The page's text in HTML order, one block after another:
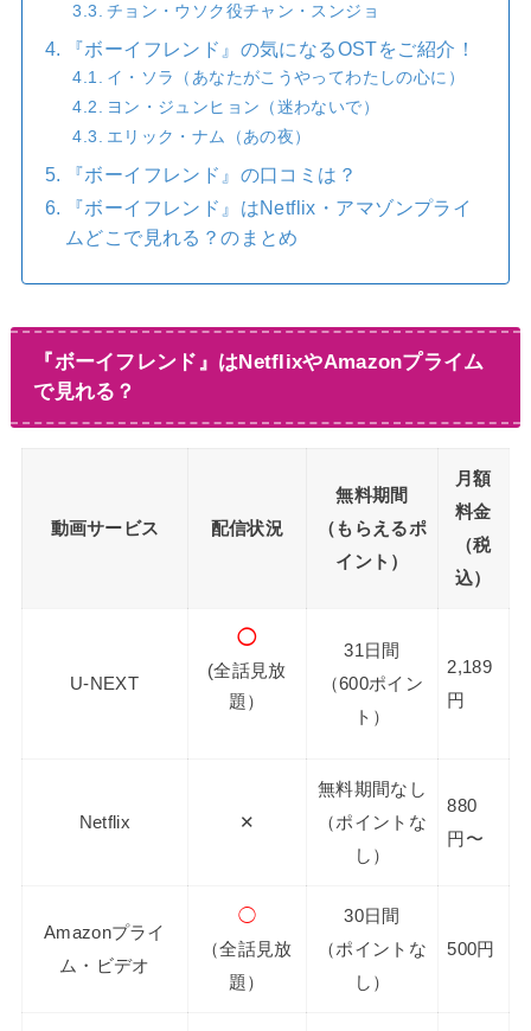
チョン・ウソク役チャン・スンジョ
『ボーイフレンド』の気になるOSTをご紹介！
イ・ソラ（あなたがこうやってわたしの心に）
ヨン・ジュンヒョン（迷わないで）
エリック・ナム（あの夜）
『ボーイフレンド』の口コミは？
『ボーイフレンド』はNetflix・アマゾンプライ
ムどこで見れる？のまとめ
『ボーイフレンド』はNetflixやAmazonプライム
で見れる？
動画サービス 配信状況
無料期間
（もらえるポ
イント）
月額
料金
（税
込）
U-NEXT
◯
(全話見放
題）
31日間
（600ポイン
ト）
2,189
円
Netflix ✕
無料期間なし
（ポイントな
し）
880
円〜
Amazonプライ
ム・ビデオ
◯
（全話見放
題）
30日間
（ポイントな
し）
500円